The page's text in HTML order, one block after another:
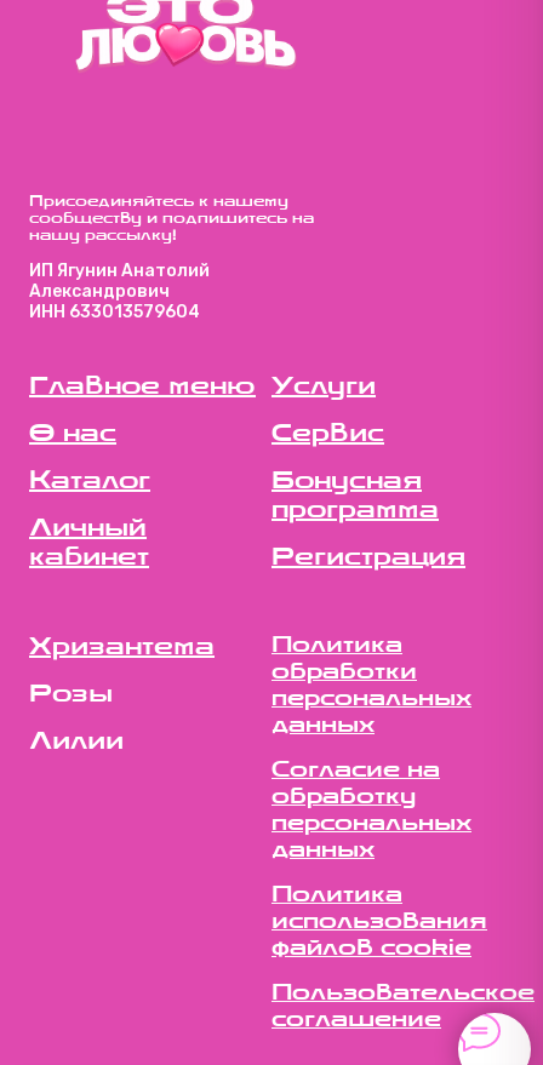
Присоединяйтесь к нашему
сообществу и подпишитесь на
нашу рассылку!
ИП Ягунин Анатолий
Александрович
ИНН 633013579604
Главное меню
О нас
Каталог
Личный
кабинет
Услуги
Сервис
Бонусная
программа
Регистрация
Хризантема
Розы
Лилии
Политика
обработки
персональных
данных
Согласие на
обработку
персональных
данных
Политика
использования
файлов cookie
Пользовательское
соглашение